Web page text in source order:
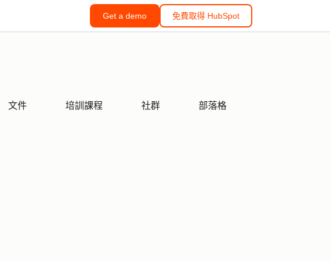
Get a demo 免費取得 HubSpot
文件 培訓課程 社群 部落格